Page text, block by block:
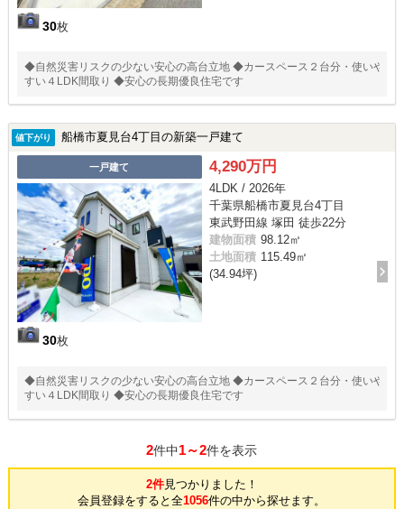
30枚
◆自然災害リスクの少ない安心の高台立地 ◆カースペース２台分・使いや
すい４LDK間取り ◆安心の長期優良住宅です
値下がり 船橋市夏見台4丁目の新築一戸建て
一戸建て
30枚
4,290万円
4LDK / 2026年
千葉県船橋市夏見台4丁目
東武野田線 塚田 徒歩22分
建物面積 98.12㎡
土地面積 115.49㎡
(34.94坪)
◆自然災害リスクの少ない安心の高台立地 ◆カースペース２台分・使いや
すい４LDK間取り ◆安心の長期優良住宅です
2件中1～2件を表示
2件見つかりました！
会員登録をすると全1056件の中から探せます。